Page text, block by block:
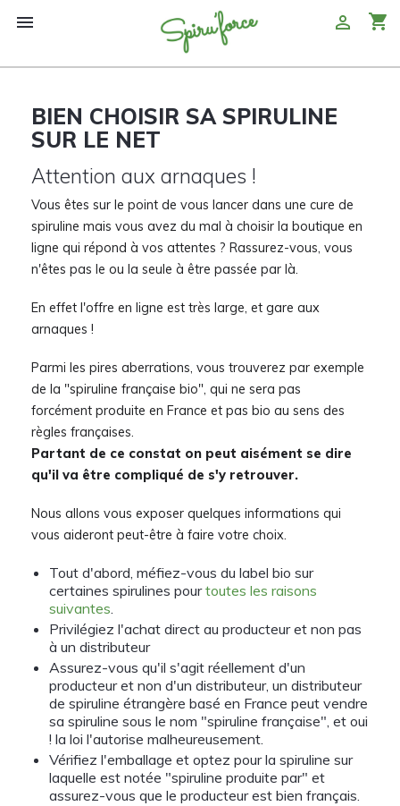
 shopping_cart

BIEN CHOISIR SA SPIRULINE
SUR LE NET
Attention aux arnaques !
Vous êtes sur le point de vous lancer dans une cure de
spiruline mais vous avez du mal à choisir la boutique en
ligne qui répond à vos attentes ? Rassurez-vous, vous
n'êtes pas le ou la seule à être passée par là.
En effet l'offre en ligne est très large, et gare aux
arnaques !
Parmi les pires aberrations, vous trouverez par exemple
de la "spiruline française bio", qui ne sera pas
forcément produite en France et pas bio au sens des
règles françaises.
Partant de ce constat on peut aisément se dire
qu'il va être compliqué de s'y retrouver.
Nous allons vous exposer quelques informations qui
vous aideront peut-être à faire votre choix.
Tout d'abord, méfiez-vous du label bio sur
certaines spirulines pourtoutes les raisons
suivantes
Privilégiez l'achat direct au producteur et non pas
à un distributeur
Assurez-vous qu'il s'agit réellement d'un
producteur et non d'un distributeur, un distributeur
de spiruline étrangère basé en France peut vendre
sa spiruline sous le nom "spiruline française", et oui
! la loi l'autorise malheureusement.
Vérifiez l'emballage et optez pour la spiruline sur
laquelle est notée "spiruline produite par" et
assurez-vous que le producteur est bien français.